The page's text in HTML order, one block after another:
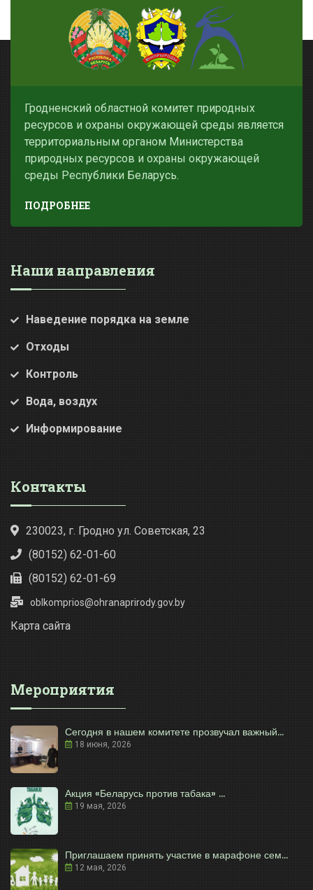
Гродненский областной комитет природных
ресурсов и охраны окружающей среды является
территориальным органом Министерства
природных ресурсов и охраны окружающей
среды Республики Беларусь.
ПОДРОБНЕЕ
Наши направления
Наведение порядка на земле
Отходы
Контроль
Вода, воздух
Информирование
Контакты
230023, г. Гродно ул. Советская, 23
(80152) 62-01-60
(80152) 62-01-69
oblkomprios@ohranaprirody.gov.by
Карта сайта
Мероприятия
Сегодня в нашем комитете прозвучал важный...
18 июня, 2026
Акция «Беларусь против табака» ...
19 мая, 2026
Приглашаем принять участие в марафоне сем...
12 мая, 2026